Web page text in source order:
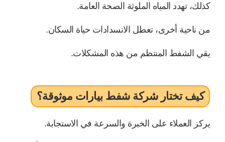
كذلك، تهدد المياه الملوثة الصحة العامة.
من ناحية أخرى، تعطل الانسدادات حياة السكان.
يقي الشفط المنتظم من هذه المشكلات.
كيف تختار شركة شفط بيارات موثوقة؟
يركز العملاء على الخبرة والسرعة في الاستجابة.